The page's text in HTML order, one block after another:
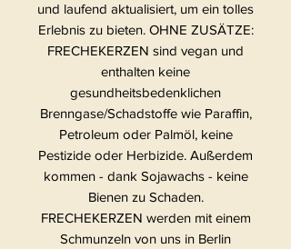
und laufend aktualisiert, um ein tolles
Erlebnis zu bieten. OHNE ZUSÄTZE:
FRECHEKERZEN sind vegan und
enthalten keine
gesundheitsbedenklichen
Brenngase/Schadstoffe wie Paraffin,
Petroleum oder Palmöl, keine
Pestizide oder Herbizide. Außerdem
kommen - dank Sojawachs - keine
Bienen zu Schaden.
FRECHEKERZEN werden mit einem
Schmunzeln von uns in Berlin